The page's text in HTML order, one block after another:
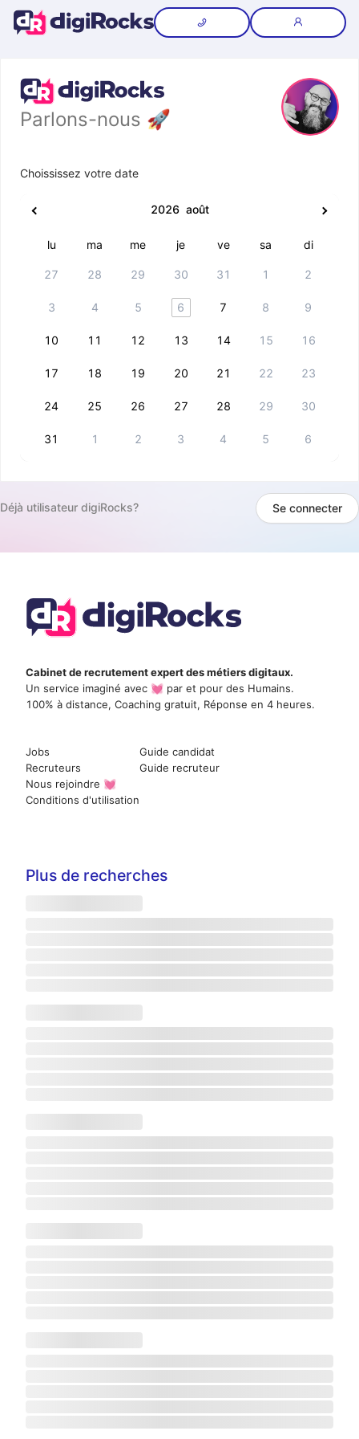
Parlons-nous 🚀
Choississez votre date
2026 août
lu ma me je ve sa di
27 28 29 30 31 1 2
3 4 5 6 7 8 9
10 11 12 13 14 15 16
17 18 19 20 21 22 23
24 25 26 27 28 29 30
31 1 2 3 4 5 6
Déjà utilisateur digiRocks? Se connecter
Cabinet de recrutement expert des métiers digitaux.
Un service imaginé avec 💓 par et pour des Humains.
100% à distance, Coaching gratuit, Réponse en 4 heures.
Jobs
Recruteurs
Nous rejoindre 💓
Conditions d'utilisation
Guide candidat
Guide recruteur
Plus de recherches